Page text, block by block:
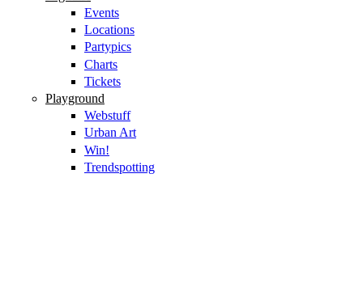
Events
Locations
Partypics
Charts
Tickets
Playground
Webstuff
Urban Art
Win!
Trendspotting